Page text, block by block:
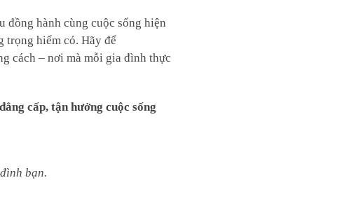
đồng hành cùng cuộc sống hiện
trọng hiếm có. Hãy để
cách – nơi mà mỗi gia đình thực
cấp, tận hưởng cuộc sống
bạn.